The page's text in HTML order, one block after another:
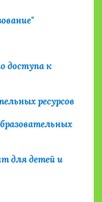
доступа к
ресурсов
для детей и